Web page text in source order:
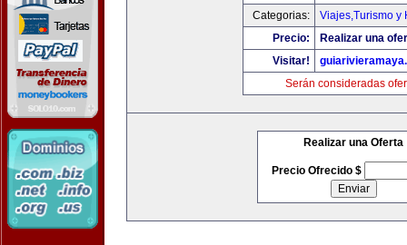
Categorias:
Viajes,Turismo y
Precio:
Realizar una
Visitar!
Serán consideradas
Realizar una Oferta
Precio Ofrecido $